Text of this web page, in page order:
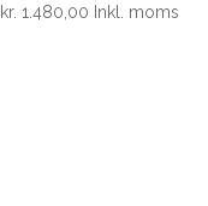
kr. 1.480,00 Inkl. moms